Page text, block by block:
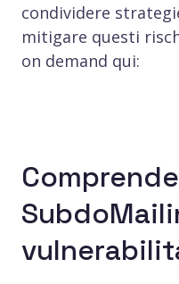
condividere
mitigare questi
on demand qui: